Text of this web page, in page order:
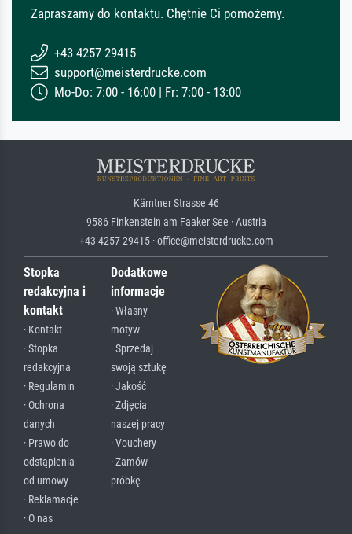
Zapraszamy do kontaktu. Chętnie Ci pomożemy.
+43 4257 29415
support@meisterdrucke.com
Mo-Do: 7:00 - 16:00 | Fr: 7:00 - 13:00
Kärntner Strasse 46
9586 Finkenstein am Faaker See · Austria
+43 4257 29415 · office@meisterdrucke.com
Stopka
redakcyjna i
kontakt
· Kontakt
· Stopka
redakcyjna
· Regulamin
· Ochrona
danych
· Prawo do
odstąpienia
od umowy
· Reklamacje
· O nas
Dodatkowe
informacje
· Własny
motyw
· Sprzedaj
swoją sztukę
· Jakość
· Zdjęcia
naszej pracy
· Vouchery
· Zamów
próbkę